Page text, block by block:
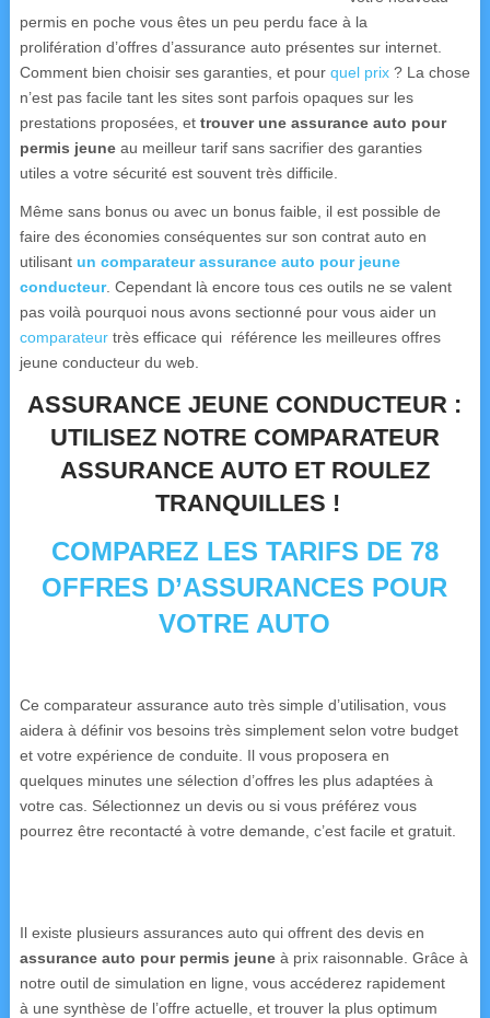
permis en poche vous êtes un peu perdu face à la
prolifération d’offres d’assurance auto présentes sur internet.
Comment bien choisir ses garanties, et pour quel prix? La chose
n’est pas facile tant les sites sont parfois opaques sur les
prestations proposées, et trouver une assurance auto pour
permis jeuneau meilleur tarif sans sacrifier des garanties
utiles a votre sécurité est souvent très difficile.
Même sans bonus ou avec un bonus faible, il est possible de
faire des économies conséquentes sur son contrat auto en
utilisant un comparateur assurance auto pour jeune
conducteur. Cependant là encore tous ces outils ne se valent
pas voilà pourquoi nous avons sectionné pour vous aider un
comparateurtrès efficace qui référence les meilleures offres
jeune conducteur du web.
ASSURANCE JEUNE CONDUCTEUR :
UTILISEZ NOTRE COMPARATEUR
ASSURANCE AUTO ET ROULEZ
TRANQUILLES !
COMPAREZ LES TARIFS DE 78
OFFRES D’ASSURANCES POUR
VOTRE AUTO
Ce comparateur assurance auto très simple d’utilisation, vous
aidera à définir vos besoins très simplement selon votre budget
et votre expérience de conduite. Il vous proposera en
quelques minutes une sélection d’offres les plus adaptées à
votre cas. Sélectionnez un devis ou si vous préférez vous
pourrez être recontacté à votre demande, c’est facile et gratuit.
Il existe plusieurs assurances auto qui offrent des devis en
assurance auto pour permis jeuneà prix raisonnable. Grâce à
notre outil de simulation en ligne, vous accéderez rapidement
à une synthèse de l’offre actuelle, et trouver la plus optimum